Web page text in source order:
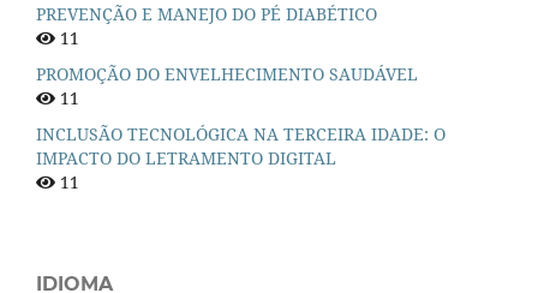
PREVENÇÃO E MANEJO DO PÉ DIABÉTICO
11
PROMOÇÃO DO ENVELHECIMENTO SAUDÁVEL
11
INCLUSÃO TECNOLÓGICA NA TERCEIRA IDADE: O
IMPACTO DO LETRAMENTO DIGITAL
11
IDIOMA